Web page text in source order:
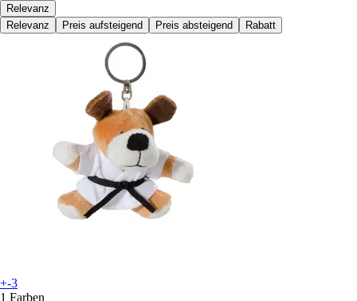
Relevanz
Relevanz
Preis aufsteigend Preis absteigend Rabatt
+-3
1 Farben